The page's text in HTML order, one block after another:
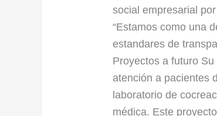
social empresarial
“Estamos como una
estandares de
Proyectos a futuro
atención a pacientes
laboratorio de
médica. Este